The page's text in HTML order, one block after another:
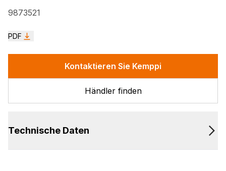
9873521
PDF
Kontaktieren Sie Kemppi
Händler finden
Technische Daten